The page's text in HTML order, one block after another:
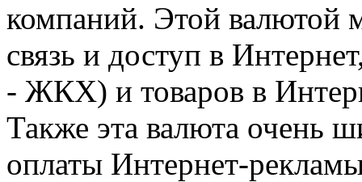
компаний. Этой валютой
связь и доступ в
- ЖКХ) и товаров в
Также эта валюта очень
оплаты Интернет-